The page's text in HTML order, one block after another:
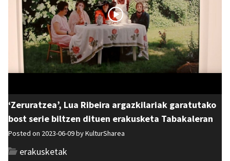
‘Zeruratzea’, Lua Ribeira argazkilariak garatutako
bost serie biltzen dituen erakusketa Tabakaleran
Posted on 2023-06-09 byKulturSharea
erakusketak